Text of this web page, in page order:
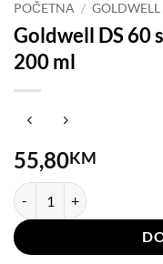
POČETNA / GOLDWELL
Goldwell DS 60
200 ml
55,80KM
Goldwell DS 60 sec Just